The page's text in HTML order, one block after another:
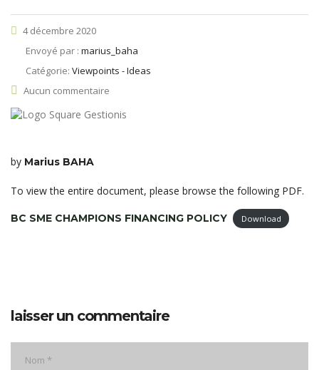
4 décembre 2020
Envoyé par : marius_baha
Catégorie: Viewpoints - Ideas
Aucun commentaire
by Marius BAHA
To view the entire document, please browse the following PDF.
BC SME CHAMPIONS FINANCING POLICY Download
laisser un commentaire